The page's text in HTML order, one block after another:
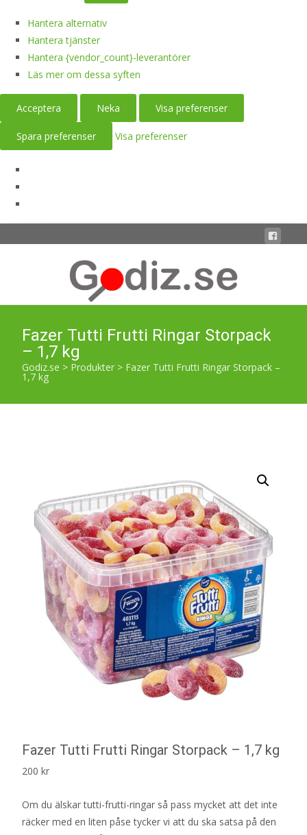
Hantera alternativ
Hantera tjänster
Hantera {vendor_count}-leverantörer
Läs mer om dessa syften
Acceptera Neka Visa preferenser
Spara preferenser Visa preferenser
Fazer Tutti Frutti Ringar Storpack
– 1,7 kg
Godiz.se > Produkter > Fazer Tutti Frutti Ringar Storpack –
1,7 kg
Fazer Tutti Frutti Ringar Storpack – 1,7 kg
200 kr
Om du älskar tutti-frutti-ringar så pass mycket att det inte
räcker med en liten påse tycker vi att du ska satsa på den